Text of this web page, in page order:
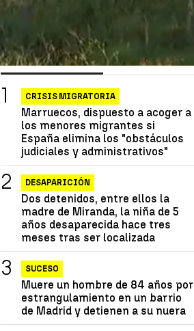
Las más vistas Lo último
CRISIS MIGRATORIA
Marruecos, dispuesto a acoger a
los menores migrantes si
España elimina los "obstáculos
judiciales y administrativos"
DESAPARICIÓN
Dos detenidos, entre ellos la
madre de Miranda, la niña de 5
años desaparecida hace tres
meses tras ser localizada
SUCESO
Muere un hombre de 84 años por
estrangulamiento en un barrio
de Madrid y detienen a su nuera